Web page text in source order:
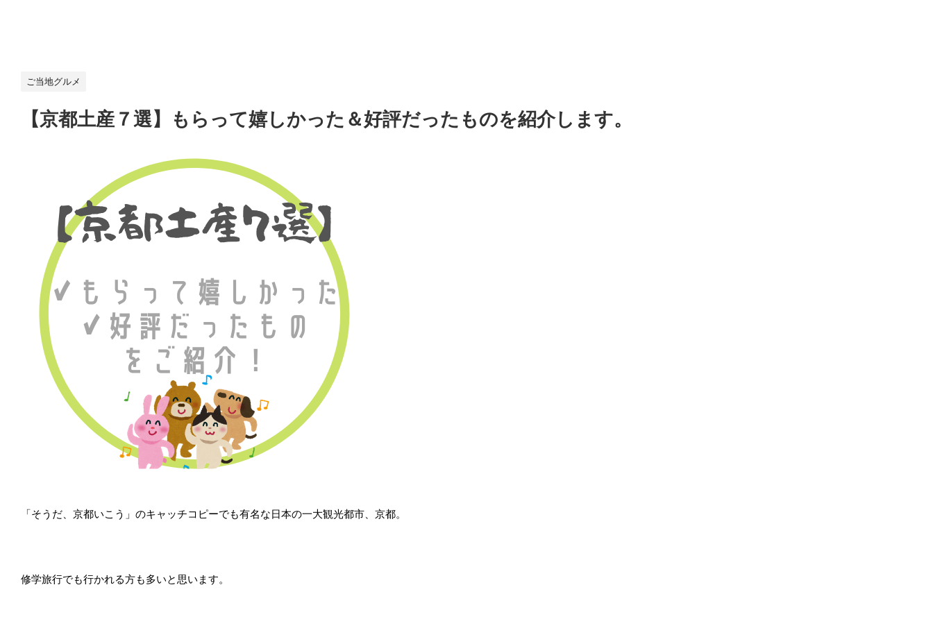
ご当地グルメ
【京都土産７選】もらって嬉しかった＆好評だったものを紹介します。
「そうだ、京都いこう」のキャッチコピーでも有名な日本の一大観光都市、京都。
修学旅行でも行かれる方も多いと思います。